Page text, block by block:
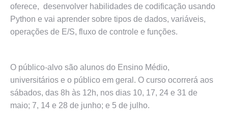
oferece, desenvolver habilidades de codificação usando
Python e vai aprender sobre tipos de dados, variáveis,
operações de E/S, fluxo de controle e funções.
O público-alvo são alunos do Ensino Médio,
universitários e o público em geral. O curso ocorrerá aos
sábados, das 8h às 12h, nos dias 10, 17, 24 e 31 de
maio; 7, 14 e 28 de junho; e 5 de julho.